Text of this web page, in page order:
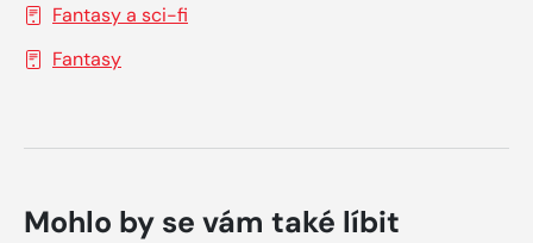
Fantasy a sci-fi
Fantasy
Mohlo by se vám také líbit